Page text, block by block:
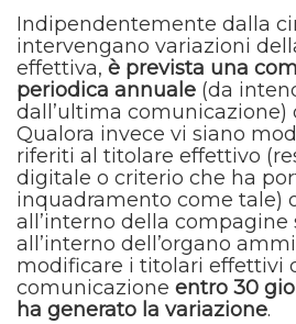
Indipendentemente dalla
intervengano variazioni
effettiva, è prevista una
periodica annuale (da
dall’ultima comunicazione)
Qualora invece vi siano
riferiti al titolare effettivo
digitale o criterio che ha
inquadramento come tale)
all’interno della compagine
all’interno dell’organo
modificare i titolari effettivi
comunicazione entro 30
ha generato la variazione.